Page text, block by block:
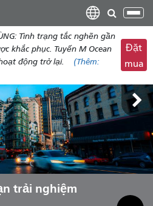
dung
Tình trạng tắc nghẽn gần
khắc phục. Tuyến M Ocean
động trở lại.
(Thêm:
Đặt
mua
ngày 7-9
trải nghiệm
ngân sách để